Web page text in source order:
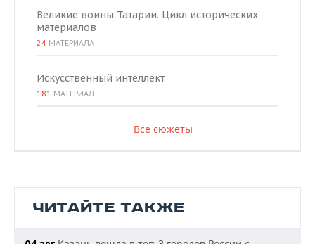
Великие воины Татарии. Цикл исторических
материалов
24 МАТЕРИАЛА
Искусственный интеллект
181 МАТЕРИАЛ
Все сюжеты
ЧИТАЙТЕ ТАКЖЕ